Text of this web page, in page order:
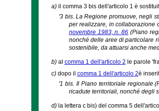
a) il comma 3 bis dell'articolo 1 è
'3 bis. La Regione promuove, negli
per realizzare, in collaborazione
novembre 1983, n. 86 (Piano
nonché delle aree di particolare
sostenibile, da attuarsi anche
b) al comma 1 dell'articolo 2 le parole
c) dopo il comma 1 dell'articolo 2è
'1 bis. Il Piano territoriale regionale
ricadute territoriali, nonché degli
d) la lettera c bis) del comma 5